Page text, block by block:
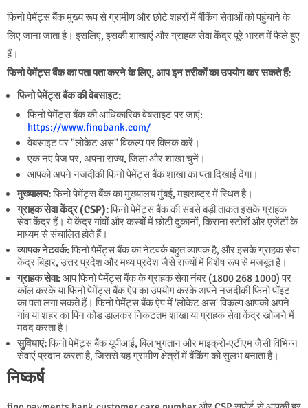
फिनो पेमेंट्स बैंक मुख्य रूप से ग्रामीण और छोटे शहरों में बैंकिंग सेवाओं को पहुंचाने के
लिए जाना जाता है। इसलिए, इसकी शाखाएं और ग्राहक सेवा केंद्र पूरे भारत में फैले हुए
हैं।
फिनो पेमेंट्स बैंक का पता पता करने के लिए, आप इन तरीकों का उपयोग कर सकते हैं:
फिनो पेमेंट्स बैंक की वेबसाइट:
फिनो पेमेंट्स बैंक की आधिकारिक वेबसाइट पर जाएं:
https://www.finobank.com/
वेबसाइट पर "लोकेट अस" विकल्प पर क्लिक करें।
एक नए पेज पर, अपना राज्य, जिला और शाखा चुनें।
आपको अपने नजदीकी फिनो पेमेंट्स बैंक शाखा का पता दिखाई देगा।
मुख्यालय:फिनो पेमेंट्स बैंक का मुख्यालय मुंबई, महाराष्ट्र में स्थित है।
ग्राहक सेवा केंद्र (CSP):फिनो पेमेंट्स बैंक की सबसे बड़ी ताकत इसके ग्राहक
सेवा केंद्र हैं। ये केंद्र गांवों और कस्बों में छोटी दुकानों, किराना स्टोरों और एजेंटों के
माध्यम से संचालित होते हैं।
व्यापक नेटवर्क:फिनो पेमेंट्स बैंक का नेटवर्क बहुत व्यापक है, और इसके ग्राहक सेवा
केंद्र बिहार, उत्तर प्रदेश और मध्य प्रदेश जैसे राज्यों में विशेष रूप से मजबूत हैं।
ग्राहक सेवा:आप फिनो पेमेंट्स बैंक के ग्राहक सेवा नंबर (1800 268 1000) पर
कॉल करके या फिनो पेमेंट्स बैंक ऐप का उपयोग करके अपने नजदीकी फिनो पॉइंट
का पता लगा सकते हैं। फिनो पेमेंट्स बैंक ऐप में 'लोकेट अस' विकल्प आपको अपने
गांव या शहर का पिन कोड डालकर निकटतम शाखा या ग्राहक सेवा केंद्र खोजने में
मदद करता है।
सुविधाएं:फिनो पेमेंट्स बैंक यूपीआई, बिल भुगतान और माइक्रो-एटीएम जैसी विभिन्न
सेवाएं प्रदान करता है, जिससे यह ग्रामीण क्षेत्रों में बैंकिंग को सुलभ बनाता है।
निष्कर्ष